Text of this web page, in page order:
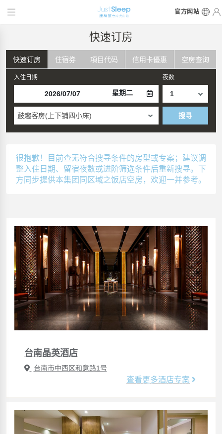
官方网站
快速订房
快速订房 住宿券 項目代码 信用卡優惠 空房查询
入住日期
星期二
夜数
鼓趣客房(上下铺四小床) 搜寻
很抱歉！目前查无符合搜寻条件的房型或专案；建议调
整入住日期、留宿夜数或进阶筛选条件后重新搜寻。下
方同步提供本集团同区域之饭店空房，欢迎一并参考。
台南晶英酒店
台南市中西区和意路1号
查看更多酒店专案